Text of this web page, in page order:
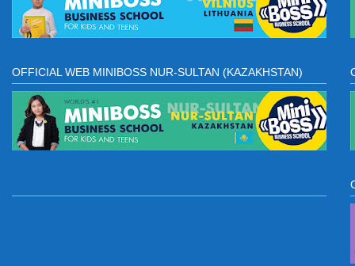
OFFICIAL WEB MINIBOSS NUR-SULTAN (KAZAKHSTAN)